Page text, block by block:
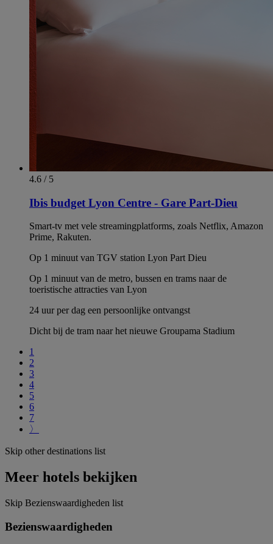
4.6 / 5
Ibis budget Lyon Centre - Gare Part-Dieu
Smart-tv met vele streamingplatforms, zoals Netflix, Amazon
Prime, Rakuten.
Op 1 minuut van TGV station Lyon Part Dieu
Op 1 minuut van de metro, bussen en trams naar de
toeristische attracties van Lyon
24 uur per dag een persoonlijke ontvangst
Dicht bij de tram naar het nieuwe Groupama Stadium
1
2
3
4
5
6
7
〉
Skip other destinations list
Meer hotels bekijken
Skip Bezienswaardigheden list
Bezienswaardigheden